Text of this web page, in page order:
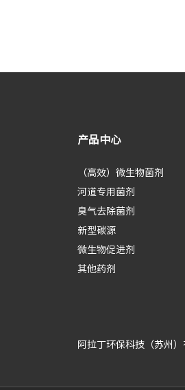
产品中心
（高效）微生物菌剂
河道专用菌剂
臭气去除菌剂
新型碳源
微生物促进剂
其他药剂
阿拉丁环保科技（苏州